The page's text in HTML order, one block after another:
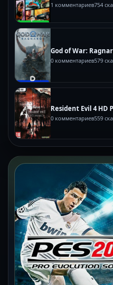
1 комментариев754
God of War:
0 комментариев579
Resident Evil 4 HD
0 комментариев559